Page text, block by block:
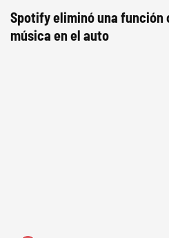
Spotify eliminó una función
música en el auto